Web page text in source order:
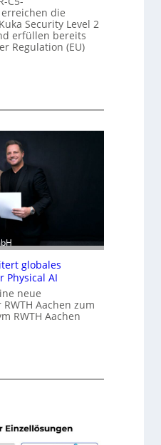
die
Security Level 2
erfüllen bereits
Regulation (EU)
globales
Physical AI
neue
Aachen zum
RWTH Aachen